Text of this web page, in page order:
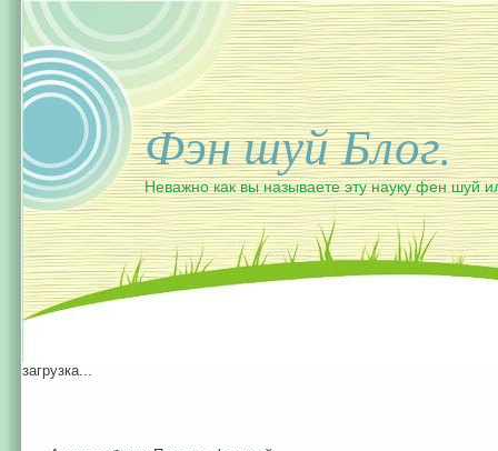
Фэн шуй Блог.
Неважно как вы называете эту науку фен шуй
загрузка...